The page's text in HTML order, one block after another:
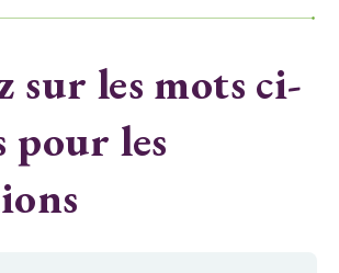
sur les mots ci-
pour les